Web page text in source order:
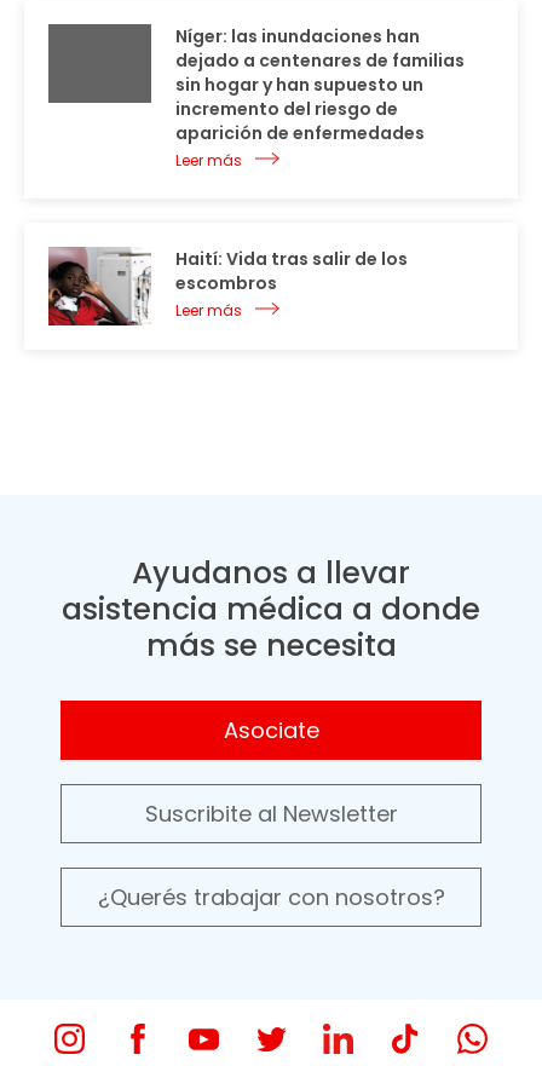
Níger: las inundaciones han
dejado a centenares de familias
sin hogar y han supuesto un
incremento del riesgo de
aparición de enfermedades
Leer más
Haití: Vida tras salir de los
escombros
Leer más
Ayudanos a llevar
asistencia médica a donde
más se necesita
Asociate
Suscribite al Newsletter
¿Querés trabajar con nosotros?